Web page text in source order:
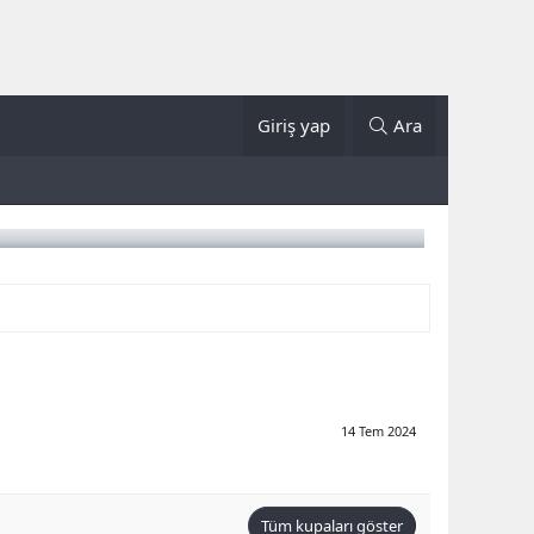
Giriş yap Ara
14 Tem 2024
Tüm kupaları göster